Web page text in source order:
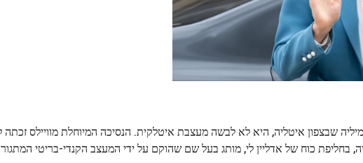
שבצפון איטליה, היא לא לבשה מעצבת איטלקית. הנסיכה המיוחלת מוויילס
כוח של אדליין לי, מותג בעל שם שהוקם על ידי המעצב הקנדי-בריטי המתגורר